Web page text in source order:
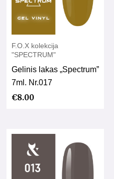
F.O.X kolekcija
"SPECTRUM"
Gelinis lakas „Spectrum”
7ml. Nr.017
€8.00